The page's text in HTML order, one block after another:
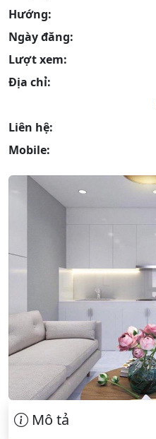
Hướng:
Ngày đăng:
Lượt xem:
Địa chỉ:
Liên hệ:
Mobile:
Mô tả